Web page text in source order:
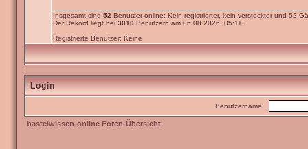
Insgesamt sind 52 Benutzer online: Kein registrierter, kein versteckter und 52
Der Rekord liegt bei 3010 Benutzern am 06.08.2026, 05:11.
Registrierte Benutzer: Keine
Login
Benutzername:
bastelwissen-online Foren-Übersicht